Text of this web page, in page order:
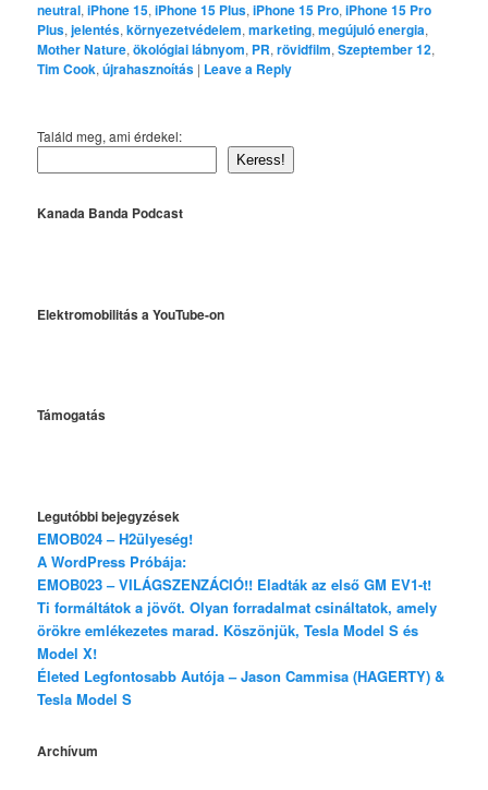
neutral,iPhone 15,iPhone 15 Plus,iPhone 15 Pro,iPhone 15 Pro
Plus,jelentés,környezetvédelem,marketing,megújuló energia,
Mother Nature,ökológiai lábnyom, PR,rövidfilm,Szeptember 12,
Tim Cook,újrahasznoítás | Leave a Reply
Találd meg, ami érdekel:
Keress!
Kanada Banda Podcast
Elektromobilitás a YouTube-on
Támogatás
Legutóbbi bejegyzések
EMOB024 – H2ülyeség!
A WordPress Próbája:
EMOB023 – VILÁGSZENZÁCIÓ!! Eladták az első GM EV1-t!
Ti formáltátok a jövőt. Olyan forradalmat csináltatok, amely
örökre emlékezetes marad. Köszönjük, Tesla Model S és
Model X!
Életed Legfontosabb Autója – Jason Cammisa (HAGERTY) &
Tesla Model S
Archívum